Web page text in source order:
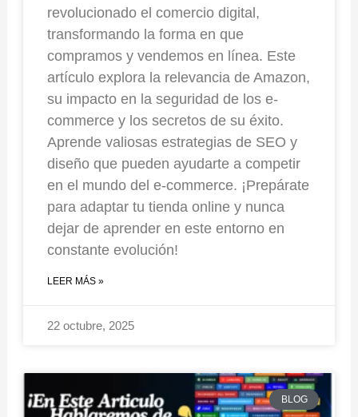
revolucionado el comercio digital,
transformando la forma en que
compramos y vendemos en línea. Este
artículo explora la relevancia de Amazon,
su impacto en la seguridad de los e-
commerce y los secretos de su éxito.
Aprende valiosas estrategias de SEO y
diseño que pueden ayudarte a competir
en el mundo del e-commerce. ¡Prepárate
para adaptar tu tienda online y nunca
dejar de aprender en este entorno en
constante evolución!
LEER MÁS »
22 octubre, 2025
BLOG